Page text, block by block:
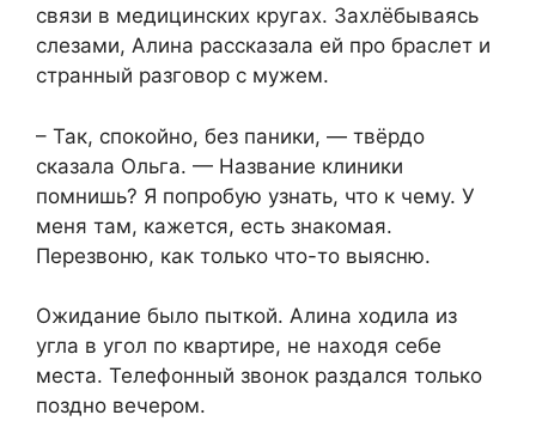
связи в медицинских кругах. Захлёбываясь
слезами, Алина рассказала ей про браслет и
странный разговор с мужем.
– Так, спокойно, без паники, — твёрдо
сказала Ольга. — Название клиники
помнишь? Я попробую узнать, что к чему. У
меня там, кажется, есть знакомая.
Перезвоню, как только что-то выясню.
Ожидание было пыткой. Алина ходила из
угла в угол по квартире, не находя себе
места. Телефонный звонок раздался только
поздно вечером.